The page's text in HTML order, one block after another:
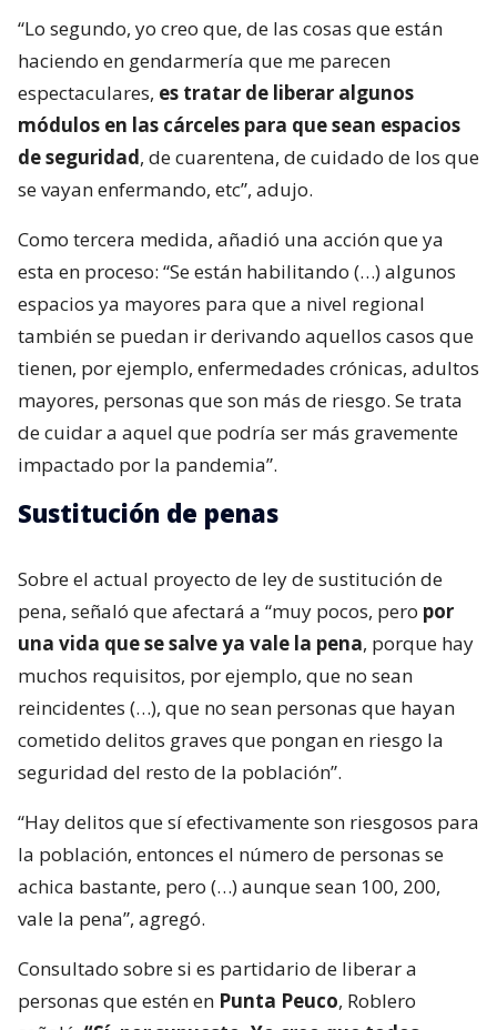
“Lo segundo, yo creo que, de las cosas que están
haciendo en gendarmería que me parecen
espectaculares, es tratar de liberar algunos
módulos en las cárceles para que sean espacios
de seguridad, de cuarentena, de cuidado de los que
se vayan enfermando, etc”, adujo.
Como tercera medida, añadió una acción que ya
esta en proceso: “Se están habilitando (…) algunos
espacios ya mayores para que a nivel regional
también se puedan ir derivando aquellos casos que
tienen, por ejemplo, enfermedades crónicas, adultos
mayores, personas que son más de riesgo. Se trata
de cuidar a aquel que podría ser más gravemente
impactado por la pandemia”.
Sustitución de penas
Sobre el actual proyecto de ley de sustitución de
pena, señaló que afectará a “muy pocos, pero por
una vida que se salve ya vale la pena, porque hay
muchos requisitos, por ejemplo, que no sean
reincidentes (…), que no sean personas que hayan
cometido delitos graves que pongan en riesgo la
seguridad del resto de la población”.
“Hay delitos que sí efectivamente son riesgosos para
la población, entonces el número de personas se
achica bastante, pero (…) aunque sean 100, 200,
vale la pena”, agregó.
Consultado sobre si es partidario de liberar a
personas que estén en Punta Peuco, Roblero